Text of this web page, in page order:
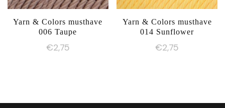
Yarn & Colors musthave
006 Taupe
€2,75
Yarn & Colors musthave
014 Sunflower
€2,75